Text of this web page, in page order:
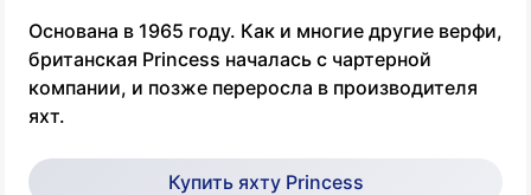
Основана в 1965 году. Как и многие другие верфи,
британская Princess началась с чартерной
компании, и позже переросла в производителя
яхт.
Купить яхту Princess